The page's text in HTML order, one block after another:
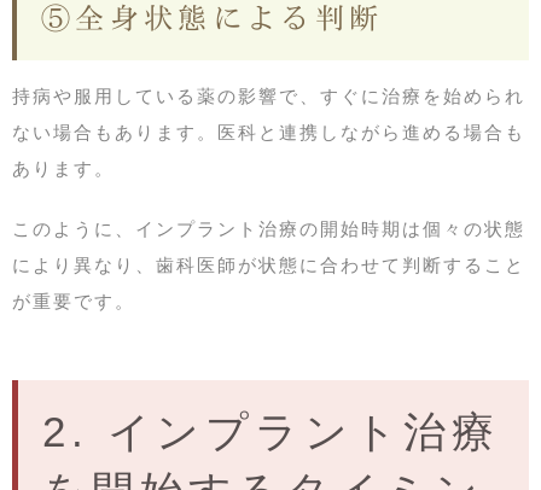
⑤全身状態による判断
持病や服用している薬の影響で、すぐに治療を始められ
ない場合もあります。医科と連携しながら進める場合も
あります。
このように、インプラント治療の開始時期は個々の状態
により異なり、歯科医師が状態に合わせて判断すること
が重要です。
2. インプラント治療